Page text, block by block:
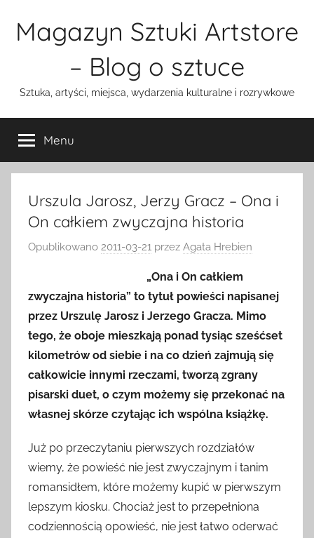
Magazyn Sztuki Artstore
– Blog o sztuce
Sztuka, artyści, miejsca, wydarzenia kulturalne i rozrywkowe
Menu
Urszula Jarosz, Jerzy Gracz – Ona i
On całkiem zwyczajna historia
Opublikowano 2011-03-21 przez Agata Hrebien
„Ona i On całkiem
zwyczajna historia” to tytuł powieści napisanej
przez Urszulę Jarosz i Jerzego Gracza. Mimo
tego, że oboje mieszkają ponad tysiąc sześćset
kilometrów od siebie i na co dzień zajmują się
całkowicie innymi rzeczami, tworzą zgrany
pisarski duet, o czym możemy się przekonać na
własnej skórze czytając ich wspólna książkę.
Już po przeczytaniu pierwszych rozdziałów
wiemy, że powieść nie jest zwyczajnym i tanim
romansidłem, które możemy kupić w pierwszym
lepszym kiosku. Chociaż jest to przepełniona
codziennością opowieść, nie jest łatwo oderwać